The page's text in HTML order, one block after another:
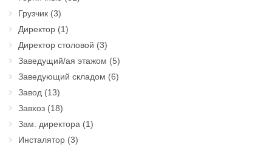
Грузчик (3)
Директор (1)
Директор столовой (3)
Заведущий/ая этажом (5)
Заведующий складом (6)
Завод (13)
Завхоз (18)
Зам. директора (1)
Инсталятор (3)